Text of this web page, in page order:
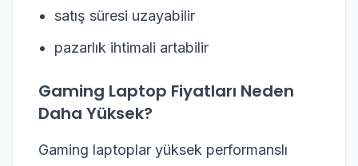
satış süresi uzayabilir
pazarlık ihtimali artabilir
Gaming Laptop Fiyatları Neden
Daha Yüksek?
Gaming laptoplar yüksek performanslı